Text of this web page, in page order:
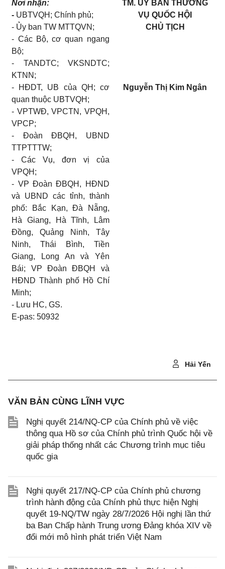
Nơi nhận:
- UBTVQH; Chính phủ;
- Ủy ban TW MTTQVN;
- Các Bộ, cơ quan ngang
Bộ;
- TANDTC; VKSNDTC;
KTNN;
- HĐDT, UB của QH; cơ
quan thuộc UBTVQH;
- VPTWĐ, VPCTN, VPQH,
VPCP;
- Đoàn ĐBQH , UBND
TTPTTTW;
- Các Vụ, đơn vị của
VPQH;
- VP Đoàn ĐBQH, HĐND
và UBND các tỉnh, thành
phố: Bắc Kạn, Đà Nẵng,
Hà Giang, Hà Tĩnh, Lâm
Đồng, Quảng Ninh, Tây
Ninh, Thái Bình, Tiền
Giang, Long An và Yên
Bái; VP Đoàn ĐBQH và
HĐND Thành phố Hồ Chí
Minh;
- Lưu HC, GS.
E-pas: 50932
TM. UỶ BAN THƯỜNG
VỤ QUỐC HỘI
CHỦ TỊCH
Nguyễn Thị Kim Ngân
Hải Yến
VĂN BẢN CÙNG LĨNH VỰC
Nghị quyết 214/NQ-CP của Chính phủ về việc
thông qua Hồ sơ của Chính phủ trình Quốc hội về
giải pháp thống nhất các Chương trình mục tiêu
quốc gia
Nghị quyết 217/NQ-CP của Chính phủ chương
trình hành động của Chính phủ thực hiện Nghị
quyết 19-NQ/TW ngày 28/7/2026 Hội nghị lần thứ
ba Ban Chấp hành Trung ương Đảng khóa XIV về
đổi mới mô hình phát triển Việt Nam